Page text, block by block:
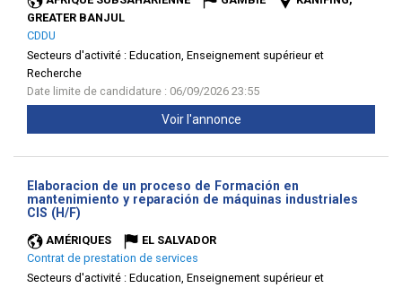
GREATER BANJUL
CDDU
Secteurs d'activité : Education, Enseignement supérieur et
Recherche
Date limite de candidature : 06/09/2026 23:55
Voir l'annonce
Elaboracion de un proceso de Formación en
mantenimiento y reparación de máquinas industriales
CIS (H/F)
AMÉRIQUES
EL SALVADOR
Contrat de prestation de services
Secteurs d'activité : Education, Enseignement supérieur et